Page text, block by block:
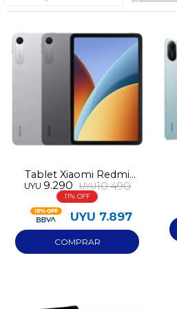
Tablet Xiaomi Redmi
Pad 2 9.7 128GB 4GB
RAM
UYU 9.290 UYU10.490
11
UYU 7.897